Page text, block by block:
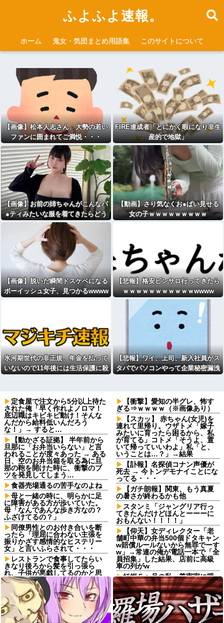
ふよふよ速報。
ホーム 鬼女・気団まとめ用語集 このサイトについて
【画像】松本人志さん、大勢の若い
ファンに囲まれてご満悦・・・
FIRE達成者「とにかく暇になり非生
産的で地獄」
【画像】お前の姉ちゃんがこんなパ
●ティみたいな服を着てきたらどう
する？
【動画】さり気なくお●ぱい見せる
女の子ｗｗｗｗｗｗｗｗｗ
【画像】脱いだ瞬間ドスケベになる
ボーイッシュ女子、見つかるwwww
【悲報】格安ピンサロ行ってきたら
ｗｗｗｗｗｗｗｗｗｗｗwwww
氷河期世代の非正規、年金を払って
いないので11年後には生活保護に殺
【悲報】ワイ、上司、新入社員がス
タバでパソコンやって企業秘密漏洩
定食屋で注文から5分以上待た
された俺「早く作れよノロマ！
底辺職はキビキビ動け！そんな
んだから給料低いんだろう
な！」→ すると…
【動かざる証拠】 半年前から
旦那に「お弁当いらない」と言
われることが度々あった → ある
日、空のお弁当箱を取る為に旦
那の鞄を開けた時に、衝撃のブ
ツを発見してしまう…
食器売場通るの苦手なのよね
母と一緒の時に、明らかに足
に障害がある方が歩いていた。
母「なんであんな歩き方なの？
ふざけてるの？」
同僚男性とのお付き合いを断
ったら「理屈に合わない主張を
振りかざす感情的なヒステリー
女」と言いふらされて・・・
レストランで食事してたらい
きなり後ろから髪を引っ張ら
れ、子供が悪戯してるのかと思
い注意しようと振り向こうとし
たら耳元でハサミの音がした！...
姉は馬鹿。初めて外走ってガ
ソスタに給油に行った時に車体
やガラスにガソリンかけるレベ
ルの馬鹿
【衝撃】愛知の半グレ、怖す
ぎる⇒ｗｗｗｗ（※画像あり）
【スカッ】 赤ちゃん(女児)を
連れて里帰り。ウザトメ「嫁子
みたいに育ったら困るから、私
が育てる」コトメ「そうよ、置
いて帰っていいわよ」私「と、
いうことは…？」→結果
【訃報】名探偵コナン声優が
死去 → 今トンデモナイことにな
ってる・・・
【ガチ朗報】関東、もう真夏
の暑さが終わるかも他
スタンミ「ジャングリア行っ
てきたんだけどほんとーーーに
おもんない！！！！」
【仰天】女ディレクター「老
舗町中華の弁当500個ドタキャン
w賠償ルールないから無罪でーす
w」→常連の俺が電話一本で「全
員招集」した結果、店前に高級
車の列がw
妊娠５ヶ月の私、義実家に呼
ばれて行ってきた。治療を経て
妊娠５ヶ月になった義妹を引き
合いに出され、トメから放たれ
た「耳を疑う理不尽すぎる一
言」に愕然←妊娠時期の操作と
か超能力者かよ